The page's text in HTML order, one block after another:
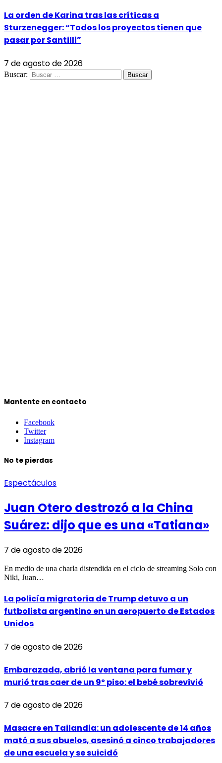
La orden de Karina tras las críticas a
Sturzenegger: “Todos los proyectos tienen que
pasar por Santilli”
7 de agosto de 2026
Buscar:
Mantente en contacto
Facebook
Twitter
Instagram
No te pierdas
Espectáculos
Juan Otero destrozó a la China
Suárez: dijo que es una «Tatiana»
7 de agosto de 2026
En medio de una charla distendida en el ciclo de streaming Solo con
Niki, Juan…
La policía migratoria de Trump detuvo a un
futbolista argentino en un aeropuerto de Estados
Unidos
7 de agosto de 2026
Embarazada, abrió la ventana para fumar y
murió tras caer de un 9º piso: el bebé sobrevivió
7 de agosto de 2026
Masacre en Tailandia: un adolescente de 14 años
mató a sus abuelos, asesinó a cinco trabajadores
de una escuela y se suicidó